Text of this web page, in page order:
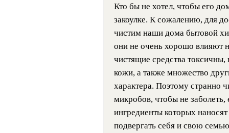
Кто бы не хотел, чтобы его
закоулке. К сожалению, для
чистим наши дома бытовой
они не очень хорошо влияют
чистящие средства
кожи, а также множество
характера. Поэтому странно
микробов, чтобы не
ингредиенты которых
подвергать себя и свою